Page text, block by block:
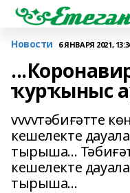
Новости 6 ЯНВАРЯ 2021,
ҡурҡыныс
vvvvтәбиғәтте
кешелекте
тырыша...
кешелекте
тырыша...